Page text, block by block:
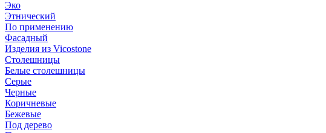
Эко
Этнический
По применению
Фасадный
Изделия из Vicostone
Столешницы
Белые столешницы
Серые
Черные
Коричневые
Бежевые
Под дерево